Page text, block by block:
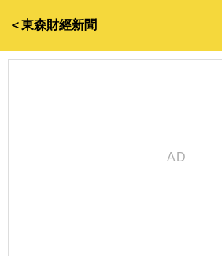
＜東森財經新聞